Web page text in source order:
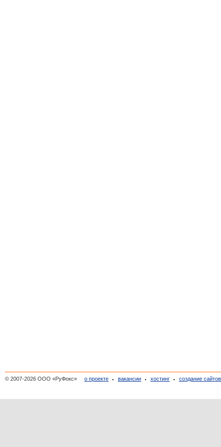
© 2007-2026 ООО «РуФокс» о проекте вакансии хостинг создание сайтов